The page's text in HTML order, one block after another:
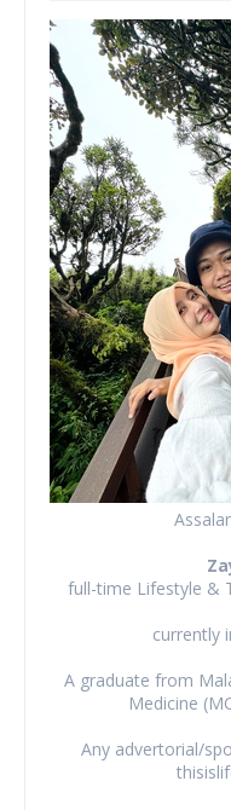
full-time Lifestyle &
currently
A graduate from
Medicine
Any advertorial/